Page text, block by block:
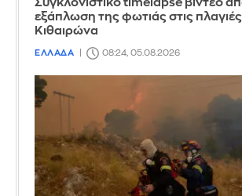
Συγκλονιστικό timelapse βίντεο
εξάπλωση της φωτιάς στις
Κιθαιρώνα
ΕΛΛΑΔΑ 08:24, 05.08.2026